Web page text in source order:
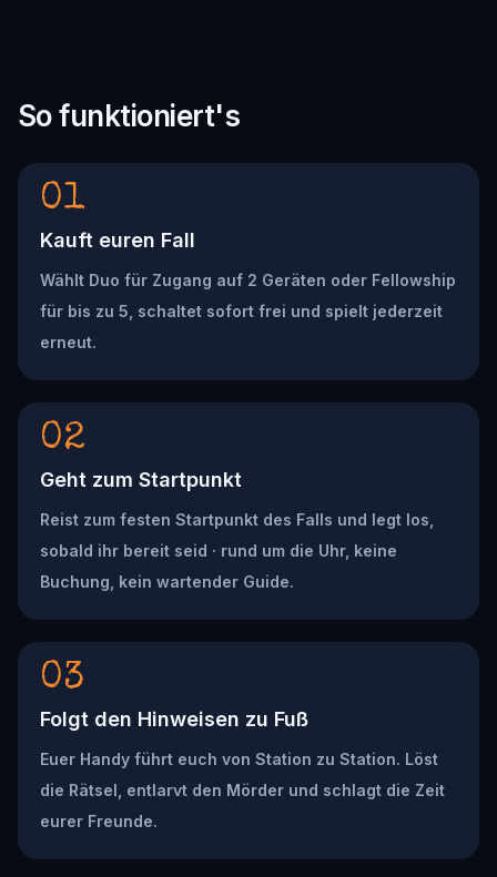
So funktioniert's
01
Kauft euren Fall
Wählt Duo für Zugang auf 2 Geräten oder Fellowship
für bis zu 5, schaltet sofort frei und spielt jederzeit
erneut.
02
Geht zum Startpunkt
Reist zum festen Startpunkt des Falls und legt los,
sobald ihr bereit seid · rund um die Uhr, keine
Buchung, kein wartender Guide.
03
Folgt den Hinweisen zu Fuß
Euer Handy führt euch von Station zu Station. Löst
die Rätsel, entlarvt den Mörder und schlagt die Zeit
eurer Freunde.